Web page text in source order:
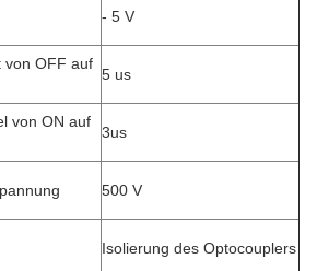
- 5 V
von OFF auf
5 us
von ON auf
3us
500 V
Isolierung des Optocouplers